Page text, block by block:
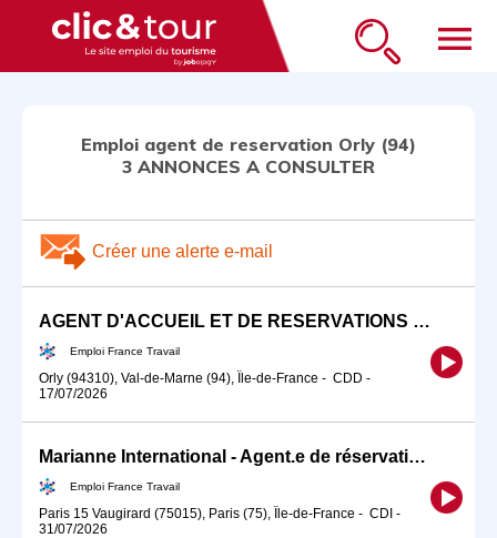
menu
Emploi agent de reservation Orly (94)
3 ANNONCES A CONSULTER
Créer une alerte e-mail
AGENT D'ACCUEIL ET DE RESERVATIONS TOURISTIQUES H/F (H/F)
Emploi France Travail
Orly (94310), Val-de-Marne (94), Île-de-France - CDD -
17/07/2026
Marianne International - Agent.e de réservation groupes (H/F)
Emploi France Travail
Paris 15 Vaugirard (75015), Paris (75), Île-de-France - CDI -
31/07/2026